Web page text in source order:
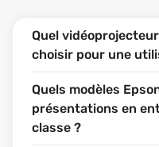
Quel
choisir pour une
Quels modèles
présentations en
classe ?